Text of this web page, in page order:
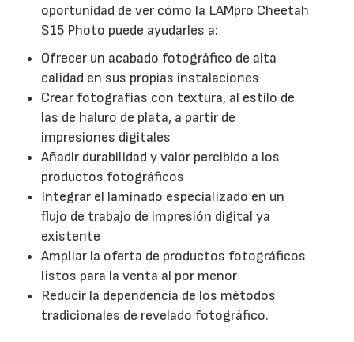
oportunidad de ver cómo la LAMpro Cheetah
S15 Photo puede ayudarles a:
Ofrecer un acabado fotográfico de alta
calidad en sus propias instalaciones
Crear fotografías con textura, al estilo de
las de haluro de plata, a partir de
impresiones digitales
Añadir durabilidad y valor percibido a los
productos fotográficos
Integrar el laminado especializado en un
flujo de trabajo de impresión digital ya
existente
Ampliar la oferta de productos fotográficos
listos para la venta al por menor
Reducir la dependencia de los métodos
tradicionales de revelado fotográfico.